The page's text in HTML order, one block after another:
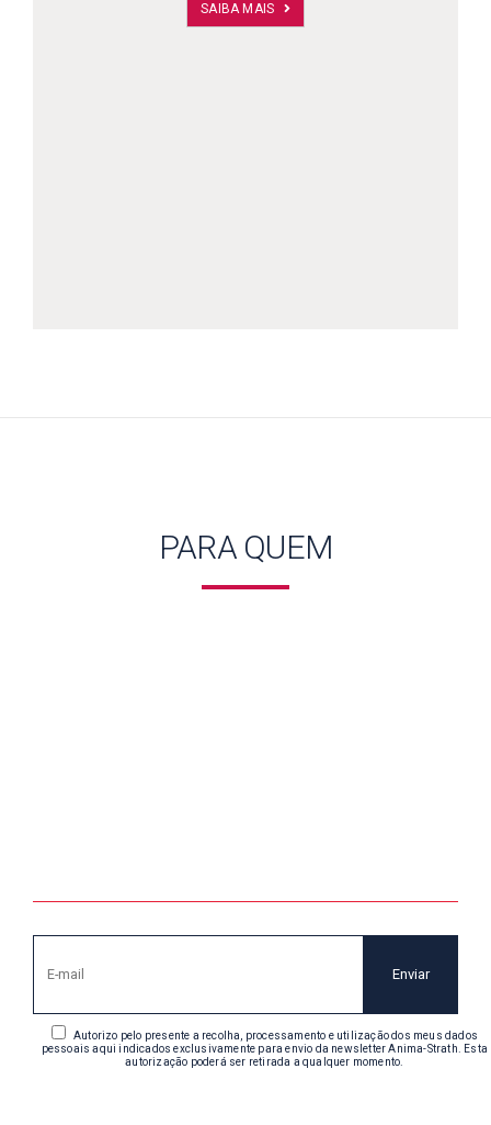
SAIBA MAIS
PARA QUEM
Autorizo pelo presente a recolha, processamento e utilização dos meus dados
pessoais aqui indicados exclusivamente para envio da newsletter Anima-Strath. Esta
autorização poderá ser retirada a qualquer momento.